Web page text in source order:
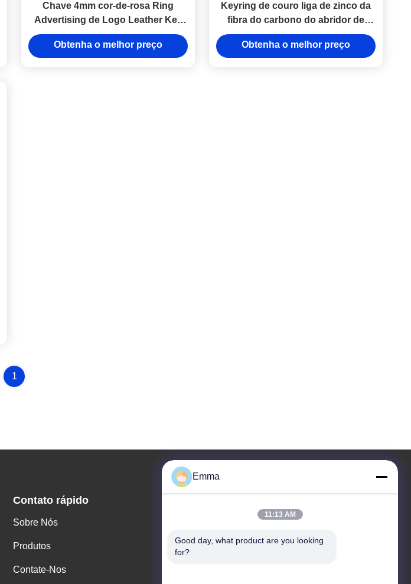
Chave 4mm cor-de-rosa Ring
Advertising de Logo Leather Key
Chains 55mm da gravura do laser
Obtenha o melhor preço
Keyring de couro liga de zinco da
fibra do carbono do abridor de
garrafa do suporte da corrente
chave do plutônio
Obtenha o melhor preço
1
Contato rápido
Sobre Nós
Produtos
Contate-Nos
Sala 1209-1210, Hai Jun Da Building B, Guizhou a
Dinamarca Dao Zhong, Ronggui, Shunde, Foshan,
Emma
11:13 AM
Good day, what product are you looking
for?